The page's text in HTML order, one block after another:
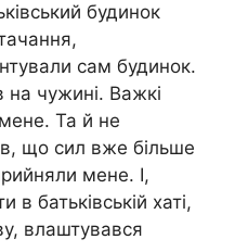
будинок
сам будинок.
на чужині. Важкі
Та й не
що сил вже більше
мене. І,
батьківській хаті,
влаштувався